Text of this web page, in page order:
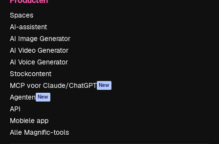
Spaces
AI-assistent
AI Image Generator
AI Video Generator
AI Voice Generator
Stockcontent
MCP voor Claude/ChatGPT New
Agenten New
API
Mobiele app
Alle Magnific-tools